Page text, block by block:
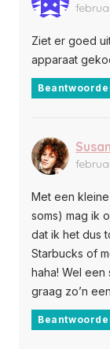
Ziet er goed
apparaat
Susan
Met een
soms) mag ik
dat ik het dus
Starbucks of
haha! Wel een
graag zo’n